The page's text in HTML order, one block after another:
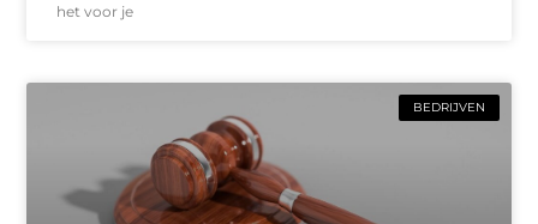
het voor je
BEDRIJVEN